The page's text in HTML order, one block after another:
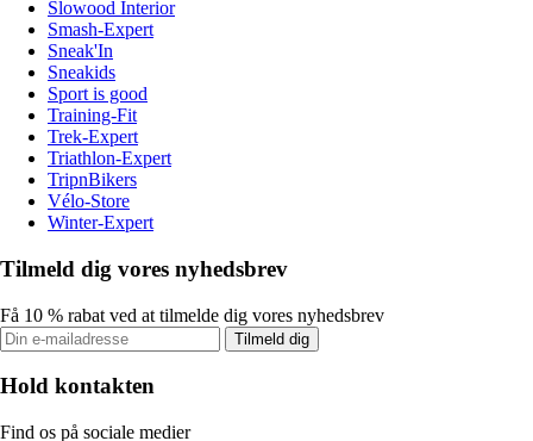
Slowood Interior
Smash-Expert
Sneak'In
Sneakids
Sport is good
Training-Fit
Trek-Expert
Triathlon-Expert
TripnBikers
Vélo-Store
Winter-Expert
Tilmeld dig vores nyhedsbrev
Få 10 % rabat ved at tilmelde dig vores nyhedsbrev
Tilmeld dig
Hold kontakten
Find os på sociale medier